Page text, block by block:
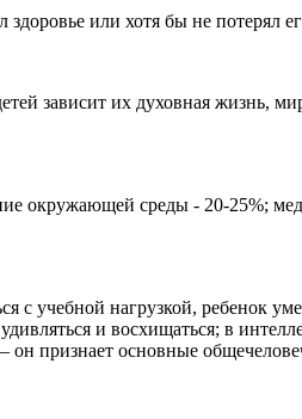
или хотя бы не потерял
зависит их духовная жизнь,
окружающей среды - 20-25%;
с учебной нагрузкой, ребенок
и восхищаться; в
он признает основные